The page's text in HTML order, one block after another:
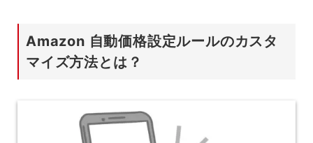
Amazon 自動価格設定ルールのカスタ
マイズ方法とは？